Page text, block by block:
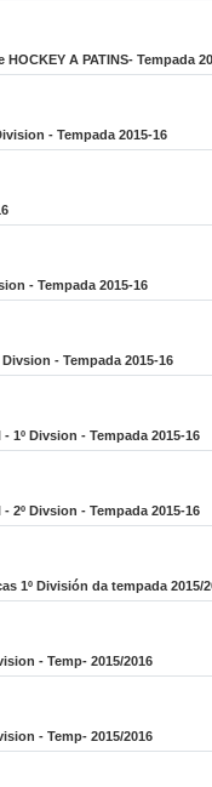
HOCKEY A PATINS- Tempada
- Tempada 2015-16
- Tempada 2015-16
- Tempada 2015-16
1º Divsion - Tempada 2015-16
2º Divsion - Tempada 2015-16
1º División da tempada 2015/
- Temp- 2015/2016
- Temp- 2015/2016